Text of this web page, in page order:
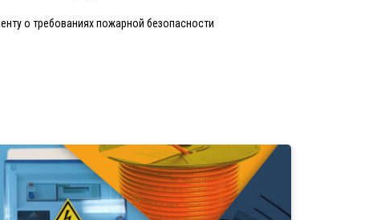
о требованиях пожарной безопасности